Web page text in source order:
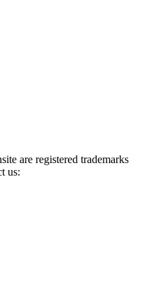
are registered trademarks
us: